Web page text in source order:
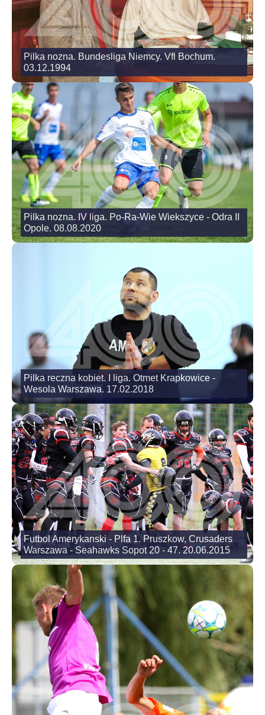
Pilka nozna. Bundesliga Niemcy. Vfl Bochum.
03.12.1994
Pilka nozna. IV liga. Po-Ra-Wie Wiekszyce - Odra II
Opole. 08.08.2020
Pilka reczna kobiet. I liga. Otmet Krapkowice -
Wesola Warszawa. 17.02.2018
Futbol Amerykanski - Plfa 1. Pruszkow, Crusaders
Warszawa - Seahawks Sopot 20 - 47. 20.06.2015